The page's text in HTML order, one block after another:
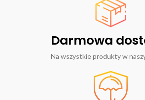
Darmowa
Na wszystkie produkty w